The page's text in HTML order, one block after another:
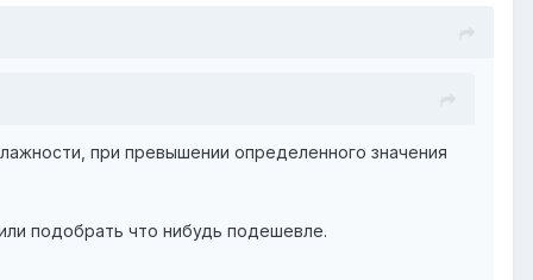
при превышении определенного значения
подобрать что нибудь подешевле.